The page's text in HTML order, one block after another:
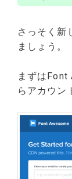
さっそく新
ましょう。
まずはFont
らアカウン